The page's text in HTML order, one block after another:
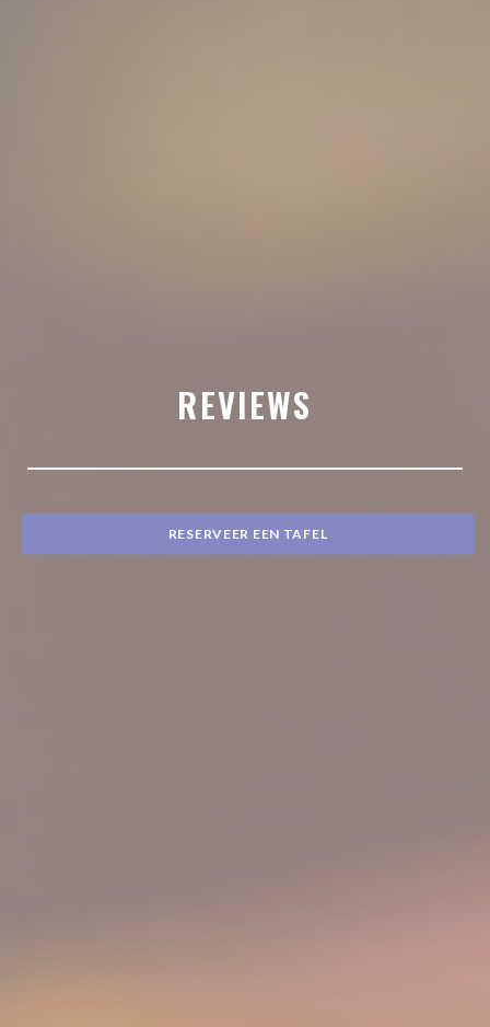
REVIEWS
RESERVEER EEN TAFEL